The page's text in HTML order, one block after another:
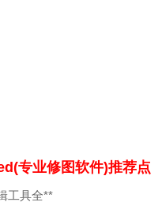
专业修图软件)推荐点
工具全**